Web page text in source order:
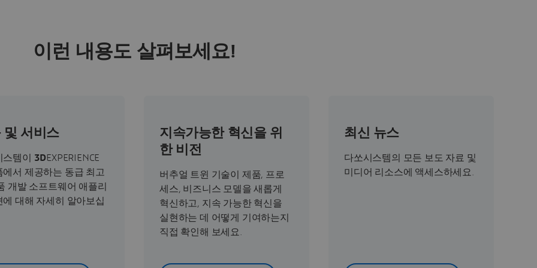
이런 내용도 살펴보세요!
및 서비스
템이 3DEXPERIENCE
에서 제공하는 동급 최고
개발 소프트웨어 애플리
에 대해 자세히 알아보십
지속가능한 혁신을 위
한 비전
버추얼 트윈 기술이 제품, 프로
세스, 비즈니스 모델을 새롭게
혁신하고, 지속 가능한 혁신을
실현하는 데 어떻게 기여하는지
직접 확인해 보세요.
최신 뉴스
다쏘시스템의 모든 보도 자료 및
미디어 리소스에 액세스하세요.